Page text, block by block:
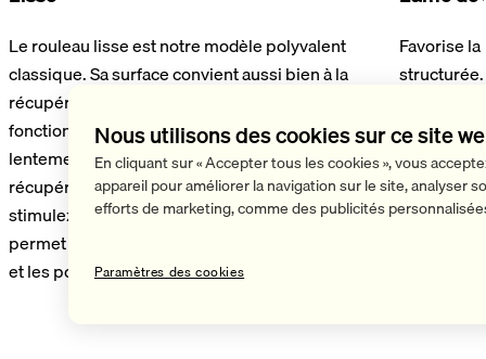
Le rouleau lisse est notre modèle polyvalent
classique. Sa surface convient aussi bien à la
récupération qu'à la stimulation musculaire, en
fonction de la vitesse de roulement : si vous roulez
lentement sur le rouleau, vous favorisez la
récupération ; si vous roulez rapidement, vous
stimulez la musculature. La surface lisse vous
permet de soulager de manière ciblée les tensions
et les points douloureux.
Favorise
muscles :
obtient un
rainures,
Nous utilisons des cookies sur ce site
En cliquant sur « Accepter tous les cookies », vous
appareil pour améliorer la navigation sur le site, analyser
efforts de marketing, comme des publicités
Paramètres des cookies